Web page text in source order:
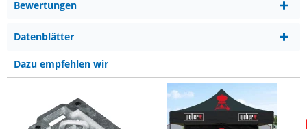
Bewertungen
Datenblätter
Dazu empfehlen wir